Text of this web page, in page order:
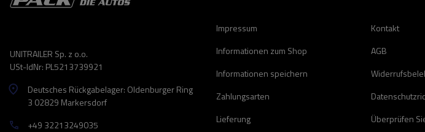
UNITRAILER Sp. z o.o.
USt-IdNr: PL5213739921
Deutsches Rückgabelager: Oldenburger Ring
3 02829 Markersdorf
+49 32213249035
Impressum
Informationen zum Shop
Informationen speichern
Zahlungsarten
Lieferung
Kontakt
AGB
Überprüfen